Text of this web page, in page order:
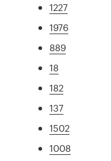
1227
1976
889
18
182
137
1502
1008